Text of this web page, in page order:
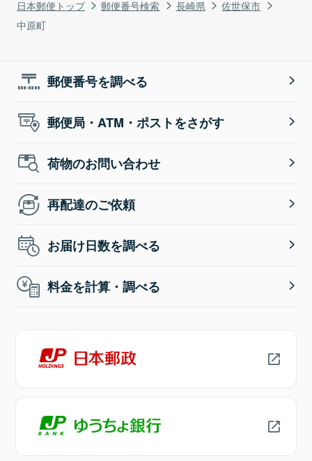
日本郵便トップ 郵便番号検索 長崎県
佐世保市
中原町
郵便番号を調べる
郵便局・ATM・ポストをさがす
荷物のお問い合わせ
再配達のご依頼
お届け日数を調べる
料金を計算・調べる